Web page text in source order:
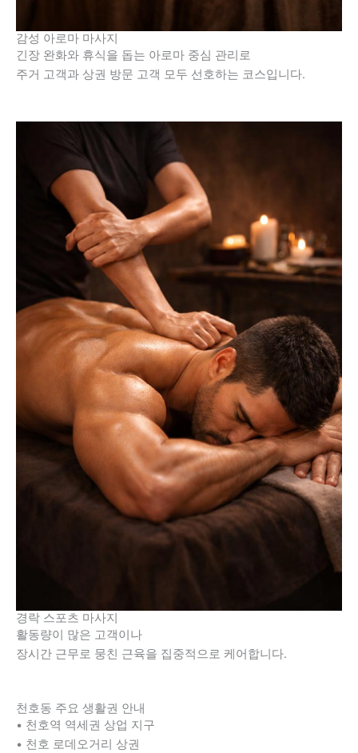
감성 아로마 마사지
긴장 완화와 휴식을 돕는 아로마 중심 관리로
주거 고객과 상권 방문 고객 모두 선호하는 코스입니다.
경락 스포츠 마사지
활동량이 많은 고객이나
장시간 근무로 뭉친 근육을 집중적으로 케어합니다.
천호동 주요 생활권 안내
• 천호역 역세권 상업 지구
• 천호 로데오거리 상권